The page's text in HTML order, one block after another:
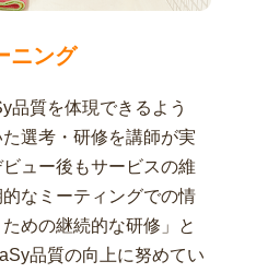
ニング
品質を体現できるよう
選考・研修を講師が実
ュー後もサービスの維
なミーティングでの情
めの継続的な研修」と
品質の向上に努めてい